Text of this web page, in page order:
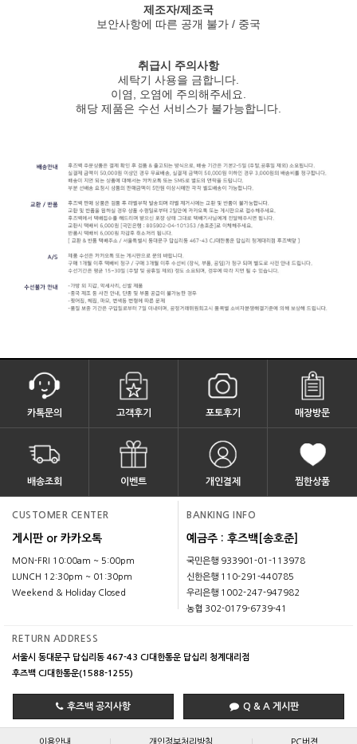
제조자/제조국
보안사항에 따른 공개 불가 / 중국
취급시 주의사항
세탁기 사용을 금합니다.
이염, 오염에 주의해주세요.
해당 제품은 수선 서비스가 불가능합니다.
카톡문의 고객후기 포토후기 매장방문
배송조회 이벤트 개인결제 찜한상품
CUSTOMER CENTER
게시판 or 카카오톡
MON-FRI 10:00am ~ 5:00pm
LUNCH 12:30pm ~ 01:30pm
Weekend & Holiday Closed
BANKING INFO
예금주 : 후즈백[송호준]
국민은행 933901-01-113978
신한은행 110-291-440785
우리은행 1002-247-947982
농협 302-0179-6739-41
RETURN ADDRESS
서울시 동대문구 답십리동 467-43 CJ대한통운 답십리 청계대리점
후즈백 CJ대한통운(1588-1255)
후즈백 공지사항 Q & A 게시판
이용안내 | 개인정보처리방침 | PC버젼